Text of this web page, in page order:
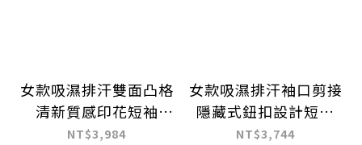
女款吸濕排汗雙面凸格
清新質感印花短袖
POLO衫
NT$3,984
女款吸濕排汗袖口剪接
隱藏式鈕扣設計短袖
POLO衫
NT$3,744